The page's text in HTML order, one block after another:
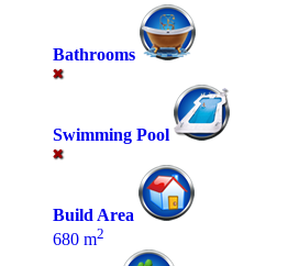
Bathrooms
Swimming Pool
Build Area
680 m2